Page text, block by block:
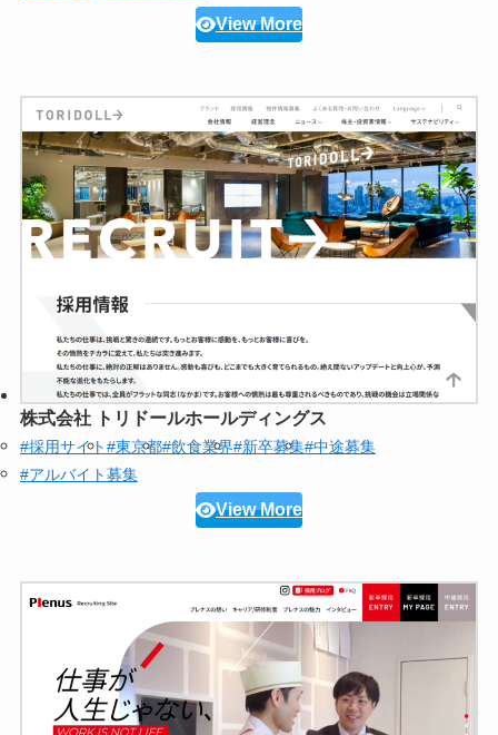
View More
株式会社 トリドールホールディングス
#採用サイト#東京都#飲食業界#新卒募集#中途募集
#アルバイト募集
View More